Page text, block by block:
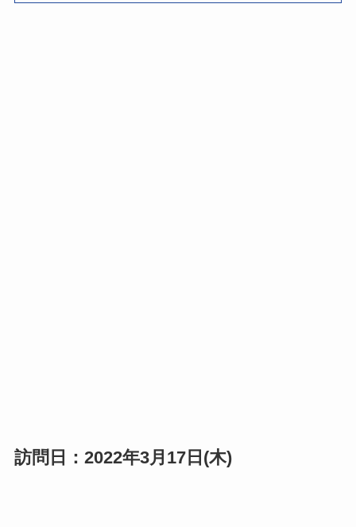
訪問日：2022年3月17日(木)